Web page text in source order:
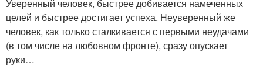
Уверенный человек, быстрее добивается намеченных
целей и быстрее достигает успеха. Неуверенный же
человек, как только сталкивается с первыми неудачами
(в том числе на любовном фронте), сразу опускает
руки…